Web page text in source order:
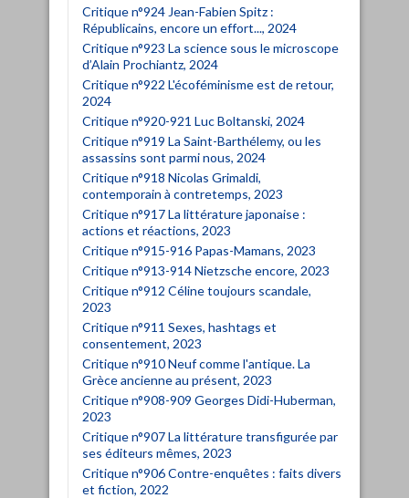
Critique n°924 Jean-Fabien Spitz :
Républicains, encore un effort..., 2024
Critique n°923 La science sous le microscope
d’Alain Prochiantz, 2024
Critique n°922 L'écoféminisme est de retour,
2024
Critique n°920-921 Luc Boltanski, 2024
Critique n°919 La Saint-Barthélemy, ou les
assassins sont parmi nous, 2024
Critique n°918 Nicolas Grimaldi,
contemporain à contretemps, 2023
Critique n°917 La littérature japonaise :
actions et réactions, 2023
Critique n°915-916 Papas-Mamans, 2023
Critique n°913-914 Nietzsche encore, 2023
Critique n°912 Céline toujours scandale,
2023
Critique n°911 Sexes, hashtags et
consentement, 2023
Critique n°910 Neuf comme l'antique. La
Grèce ancienne au présent, 2023
Critique n°908-909 Georges Didi-Huberman,
2023
Critique n°907 La littérature transfigurée par
ses éditeurs mêmes, 2023
Critique n°906 Contre-enquêtes : faits divers
et fiction, 2022